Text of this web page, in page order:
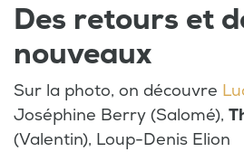
Des retours et
nouveaux
Sur la photo, on découvre
Joséphine Berry (Salomé),
(Valentin), Loup-Denis Elion